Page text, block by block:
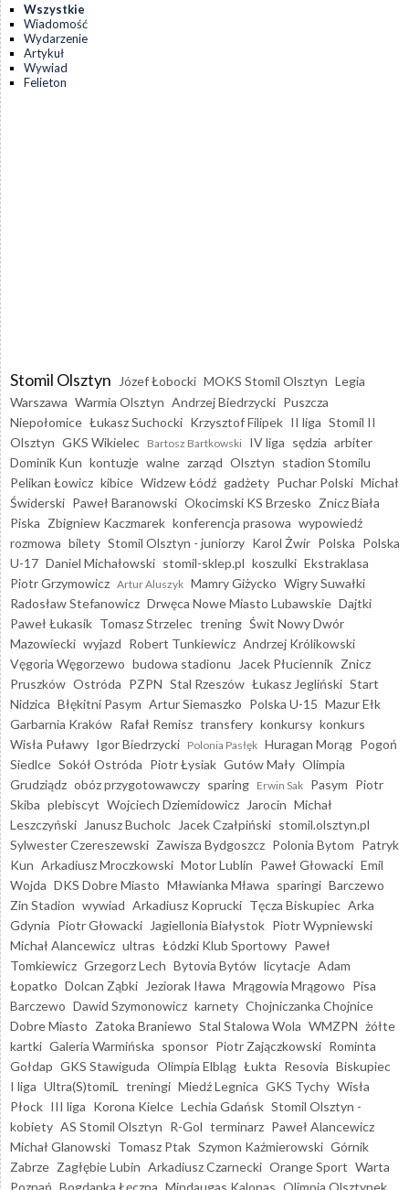
Wszystkie
Wiadomość
Wydarzenie
Artykuł
Wywiad
Felieton
Stomil Olsztyn Józef Łobocki MOKS Stomil Olsztyn Legia
Warszawa Warmia Olsztyn Andrzej Biedrzycki Puszcza
Niepołomice Łukasz Suchocki Krzysztof Filipek II liga Stomil II
Olsztyn GKS Wikielec Bartosz Bartkowski IV liga sędzia arbiter
Dominik Kun kontuzje walne zarząd Olsztyn stadion Stomilu
Pelikan Łowicz kibice Widzew Łódź gadżety Puchar Polski Michał
Świderski Paweł Baranowski Okocimski KS Brzesko Znicz Biała
Piska Zbigniew Kaczmarek konferencja prasowa wypowiedź
rozmowa bilety Stomil Olsztyn - juniorzy Karol Żwir Polska Polska
U-17 Daniel Michałowski stomil-sklep.pl koszulki Ekstraklasa
Piotr Grzymowicz Artur Aluszyk Mamry Giżycko Wigry Suwałki
Radosław Stefanowicz Drwęca Nowe Miasto Lubawskie Dajtki
Paweł Łukasik Tomasz Strzelec trening Świt Nowy Dwór
Mazowiecki wyjazd Robert Tunkiewicz Andrzej Królikowski
Vęgoria Węgorzewo budowa stadionu Jacek Płuciennik Znicz
Pruszków Ostróda PZPN Stal Rzeszów Łukasz Jegliński Start
Nidzica Błękitni Pasym Artur Siemaszko Polska U-15 Mazur Ełk
Garbarnia Kraków Rafał Remisz transfery konkursy konkurs
Wisła Puławy Igor Biedrzycki Polonia Pasłęk Huragan Morąg Pogoń
Siedlce Sokół Ostróda Piotr Łysiak Gutów Mały Olimpia
Grudziądz obóz przygotowawczy sparing Erwin Sak Pasym Piotr
Skiba plebiscyt Wojciech Dziemidowicz Jarocin Michał
Leszczyński
Janusz Bucholc Jacek Czałpiński stomil.olsztyn.pl
Sylwester Czereszewski Zawisza Bydgoszcz Polonia Bytom Patryk
Kun Arkadiusz Mroczkowski Motor Lublin Paweł Głowacki Emil
Wojda DKS Dobre Miasto Mławianka Mława sparingi Barczewo
Zin Stadion wywiad Arkadiusz Koprucki Tęcza Biskupiec Arka
Gdynia Piotr Głowacki Jagiellonia Białystok Piotr Wypniewski
Michał Alancewicz ultras Łódzki Klub Sportowy Paweł
Tomkiewicz Grzegorz Lech Bytovia Bytów licytacje Adam
Łopatko Dolcan Ząbki Jeziorak Iława Mrągowia Mrągowo Pisa
Barczewo Dawid Szymonowicz karnety Chojniczanka Chojnice
Dobre Miasto Zatoka Braniewo Stal Stalowa Wola WMZPN żółte
kartki Galeria Warmińska sponsor Piotr Zajączkowski Rominta
Gołdap GKS Stawiguda Olimpia Elbląg Łukta Resovia Biskupiec
I liga Ultra(S)tomiL treningi Miedź Legnica GKS Tychy Wisła
Płock III liga Korona Kielce Lechia Gdańsk Stomil Olsztyn -
kobiety AS Stomil Olsztyn R-Gol terminarz Paweł Alancewicz
Michał Glanowski Tomasz Ptak Szymon Kaźmierowski Górnik
Zabrze Zagłębie Lubin Arkadiusz Czarnecki Orange Sport Warta
Poznań Bogdanka Łęczna Mindaugas Kalonas Olimpia Olsztynek